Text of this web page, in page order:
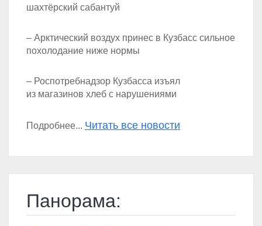
шахтёрский сабантуй
– Арктический воздух принес в Кузбасс сильное
похолодание ниже нормы
– Роспотребнадзор Кузбасса изъял
из магазинов хлеб с нарушениями
Подробнее... Читать все новости
Панорама: